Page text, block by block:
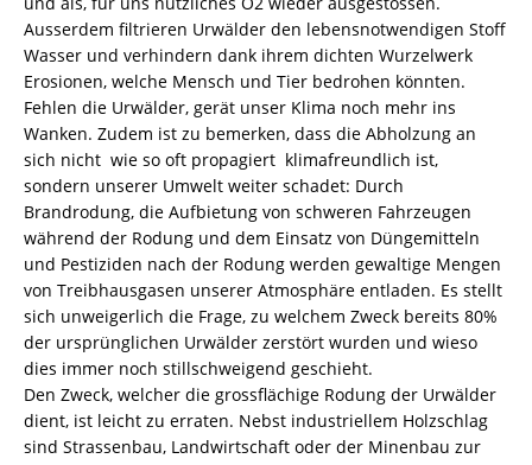
Ausserdem filtrieren Urwälder den lebensnotwendigen Stoff
Wasser und verhindern dank ihrem dichten Wurzelwerk
Erosionen, welche Mensch und Tier bedrohen könnten.
Fehlen die Urwälder, gerät unser Klima noch mehr ins
Wanken. Zudem ist zu bemerken, dass die Abholzung an
sich nicht  wie so oft propagiert  klimafreundlich ist,
sondern unserer Umwelt weiter schadet: Durch
Brandrodung, die Aufbietung von schweren Fahrzeugen
während der Rodung und dem Einsatz von Düngemitteln
und Pestiziden nach der Rodung werden gewaltige Mengen
von Treibhausgasen unserer Atmosphäre entladen. Es stellt
sich unweigerlich die Frage, zu welchem Zweck bereits 80%
der ursprünglichen Urwälder zerstört wurden und wieso
dies immer noch stillschweigend geschieht.
Den Zweck, welcher die grossflächige Rodung der Urwälder
dient, ist leicht zu erraten. Nebst industriellem Holzschlag
sind Strassenbau, Landwirtschaft oder der Minenbau zur